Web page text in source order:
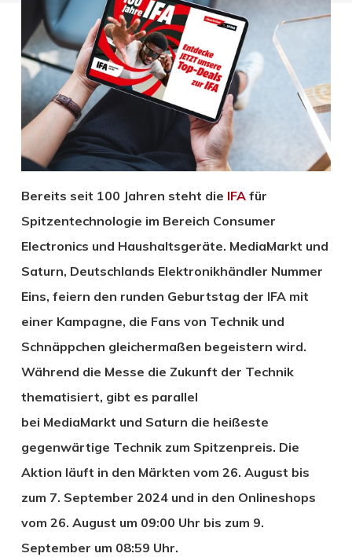
Bereits seit 100 Jahren steht die IFAfür
Spitzentechnologie im Bereich Consumer
Electronics und Haushaltsgeräte. MediaMarkt und
Saturn, Deutschlands Elektronikhändler Nummer
Eins, feiern den runden Geburtstag der IFA mit
einer Kampagne, die Fans von Technik und
Schnäppchen gleichermaßen begeistern wird.
Während die Messe die Zukunft der Technik
thematisiert, gibt es parallel
bei MediaMarkt und Saturn die heißeste
gegenwärtige Technik zum Spitzenpreis. Die
Aktion läuft in den Märkten vom 26. August bis
zum 7. September 2024 und in den Onlineshops
vom 26. August um 09:00 Uhr bis zum 9.
September um 08:59 Uhr.